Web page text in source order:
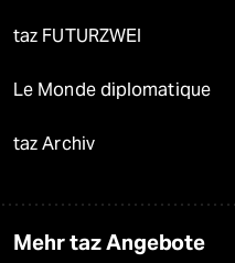
taz FUTURZWEI
Le Monde diplomatique
taz Archiv
Mehr taz Angebote